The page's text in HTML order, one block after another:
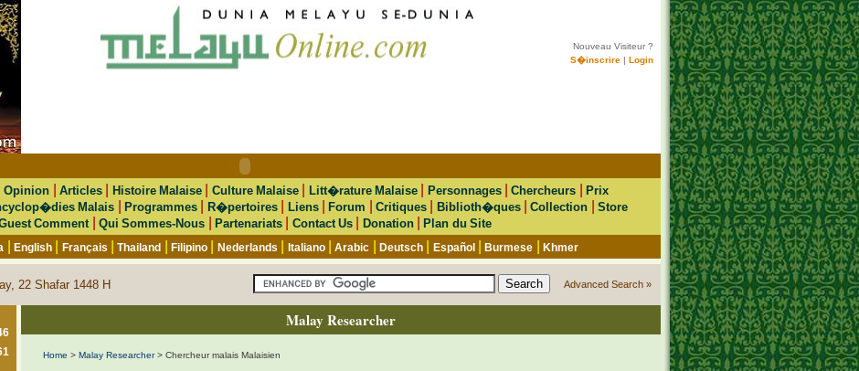
Nouveau Visiteur ?
S�inscrire | Login
Opinion Articles| Histoire Malaise| Culture Malaise Litt�rature Malaise Personnages|Chercheurs |Prix
Malais |Programmes R�pertoires| Liens|Forum Critiques| Biblioth�ques|Collection
Store
Comment
Qui Sommes-Nous Partenariats Contact Us Donation|Plan du Site
|English Français |Thailand |Filipino Nederlands Italiano|Arabic Deutsch| Español|Burmese Khmer
22 Shafar 1448 H Advanced Search »
Malay Researcher
Home > Malay Researcher> Chercheur malais Malaisien